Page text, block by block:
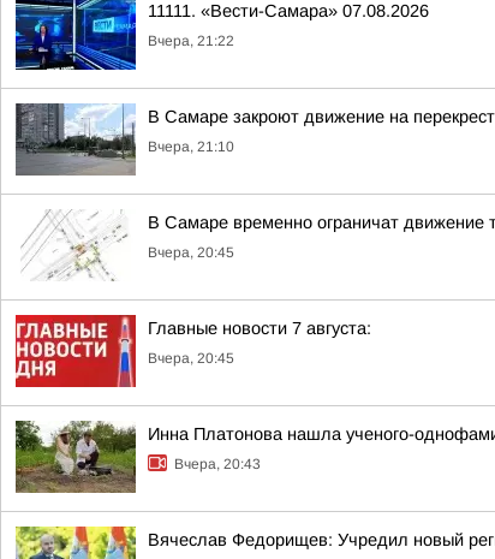
11111. «Вести-Самара» 07.08.2026
Вчера, 21:22
В Самаре закроют движение на
Вчера, 21:10
В Самаре временно ограничат движение
Вчера, 20:45
Главные новости 7 августа:
Вчера, 20:45
Инна Платонова нашла ученого-
Вчера, 20:43
Вячеслав Федорищев: Учредил новый